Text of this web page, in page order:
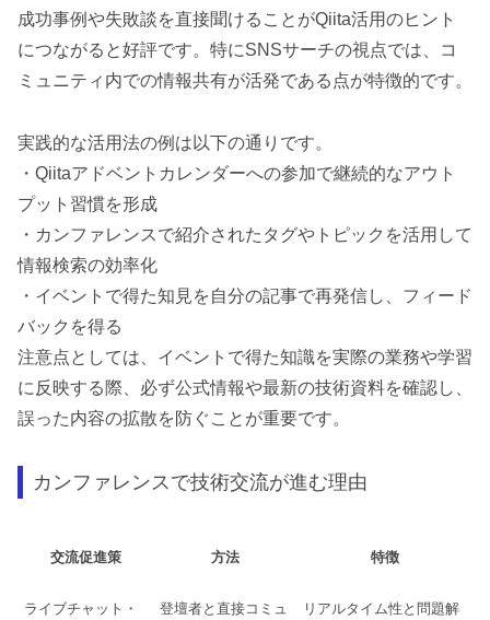
成功事例や失敗談を直接聞けることがQiita活用のヒント
につながると好評です。特にSNSサーチの視点では、コ
ミュニティ内での情報共有が活発である点が特徴的です。
実践的な活用法の例は以下の通りです。
・Qiitaアドベントカレンダーへの参加で継続的なアウト
プット習慣を形成
・カンファレンスで紹介されたタグやトピックを活用して
情報検索の効率化
・イベントで得た知見を自分の記事で再発信し、フィード
バックを得る
注意点としては、イベントで得た知識を実際の業務や学習
に反映する際、必ず公式情報や最新の技術資料を確認し、
誤った内容の拡散を防ぐことが重要です。
カンファレンスで技術交流が進む理由
交流促進策 方法 特徴
ライブチャット・ 登壇者と直接コミュ リアルタイム性と問題解